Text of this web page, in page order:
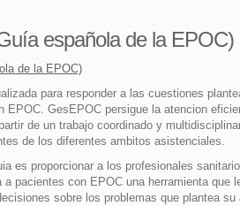
española de la EPOC)
de la EPOC)
para responder a las cuestiones
EPOC. GesEPOC persigue la atencion
de un trabajo coordinado y
de los diferentes ambitos asistenciales.
es proporcionar a los profesionales
pacientes con EPOC una herramienta que
sobre los problemas que plantea su